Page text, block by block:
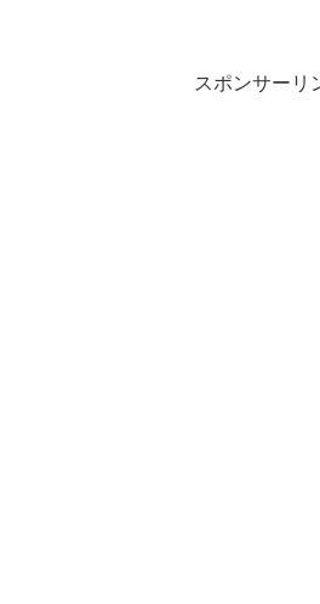
スポンサーリ